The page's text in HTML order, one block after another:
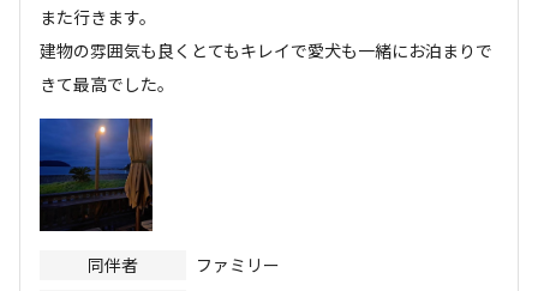
また行きます。
建物の雰囲気も良くとてもキレイで愛犬も一緒にお泊まりで
きて最高でした。
同伴者
ファミリー